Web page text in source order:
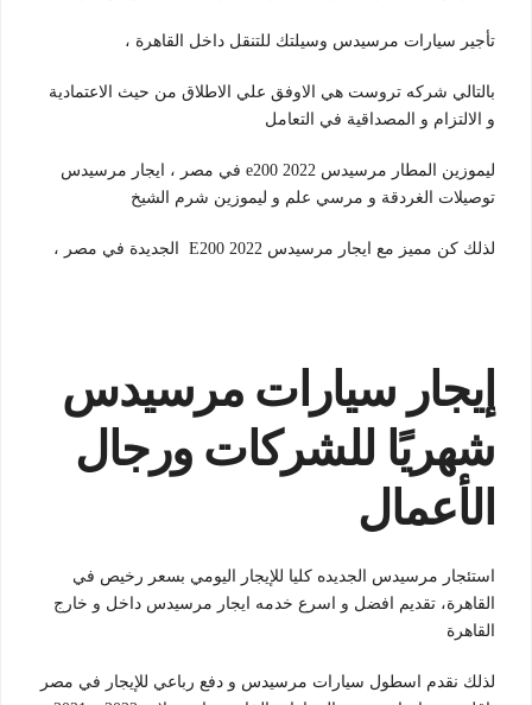
تأجير سيارات مرسيدس وسيلتك للتنقل داخل القاهرة ،
بالتالي شركه تروست هي الاوفق علي الاطلاق من حيث الاعتمادية
و الالتزام و المصداقية في التعامل
ليموزين المطار مرسيدس e200 2022 في مصر ، ايجار مرسيدس
توصيلات الغردقة و مرسي علم و ليموزين شرم الشيخ
لذلك كن مميز مع ايجار مرسيدس E200 2022 الجديدة في مصر ،
إيجار سيارات مرسيدس
شهريًا للشركات ورجال
الأعمال
استئجار مرسيدس الجديده كليا للإيجار اليومي بسعر رخيص في
القاهرة، تقديم افضل و اسرع خدمه ايجار مرسيدس داخل و خارج
القاهرة
لذلك نقدم اسطول سيارات مرسيدس و دفع رباعي للإيجار في مصر